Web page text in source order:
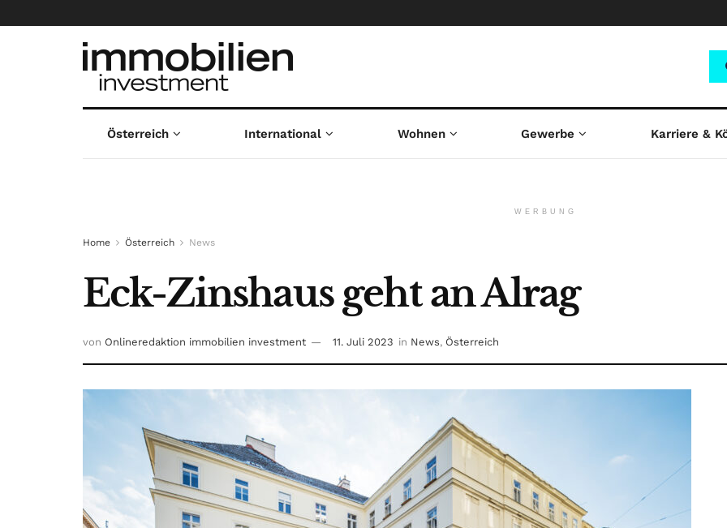
Österreich International Wohnen Gewerbe Karriere &
WERBUNG
Home Österreich News
Eck-Zinshaus geht an Alrag
von Onlineredaktion immobilien investment 11. Juli 2023 in News, Österreich